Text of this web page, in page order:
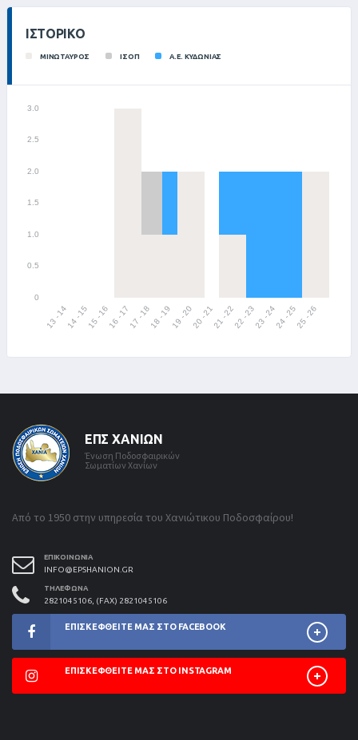
ΙΣΤΟΡΙΚΌ
ΜΙΝΩΤΑΥΡΟΣ ΙΣΟΠ Α.Ε. ΚΥΔΩΝΙΑΣ
ΕΠΣ ΧΑΝΊΩΝ
Ένωση Ποδοσφαιρικών
Σωματίων Χανίων
Από το 1950 στην υπηρεσία του Χανιώτικου Ποδοσφαίρου!
ΕΠΙΚΟΙΝΩΝΊΑ
INFO@EPSHANION.GR
ΤΗΛΈΦΩΝΑ
2821045106, (FAX) 2821045106
ΕΠΙΣΚΕΦΘΕΊΤΕ ΜΑΣ ΣΤΟ FACEBOOK
ΕΠΙΣΚΕΦΘΕΊΤΕ ΜΑΣ ΣΤΟ INSTAGRAM